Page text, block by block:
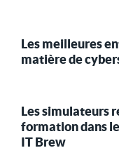
Les meilleures
matière de
Les simulateurs
formation dans
IT Brew